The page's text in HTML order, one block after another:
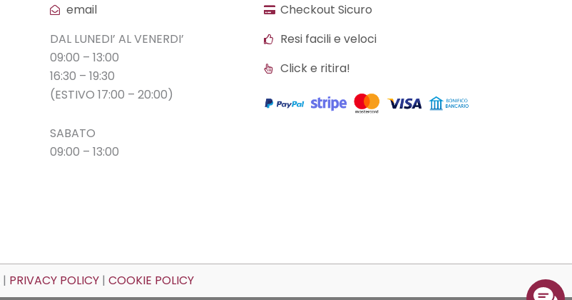
email
DAL LUNEDI’ AL VENERDI’
09:00 – 13:00
16:30 – 19:30
(ESTIVO 17:00 – 20:00)
SABATO
09:00 – 13:00
Checkout Sicuro
Resi facili e veloci
Click e ritira!
| PRIVACY POLICY| COOKIE POLICY